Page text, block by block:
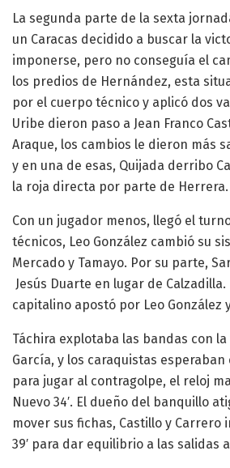
La segunda parte de la sexta
un Caracas decidido a buscar la
imponerse, pero no conseguía el
los predios de Hernández, esta
por el cuerpo técnico y aplicó dos
Uribe dieron paso a Jean Franco
Araque, los cambios le dieron más
y en una de esas, Quijada derribo
la roja directa por parte de Herrera.
Con un jugador menos, llegó el
técnicos, Leo González cambió su
Mercado y Tamayo. Por su parte,
Jesús Duarte en lugar de
capitalino apostó por Leo González
Táchira explotaba las bandas con
García, y los caraquistas
para jugar al contragolpe, el reloj
Nuevo 34′. El dueño del banquillo
mover sus fichas, Castillo y Carrero
39′ para dar equilibrio a las salidas